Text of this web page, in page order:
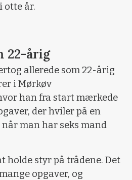
otte år.
22-årig
allerede som 22-årig
i Mørkøv
han fra start mærkede
der hviler på en
man har seks mand
holde styr på trådene. Det
opgaver, og